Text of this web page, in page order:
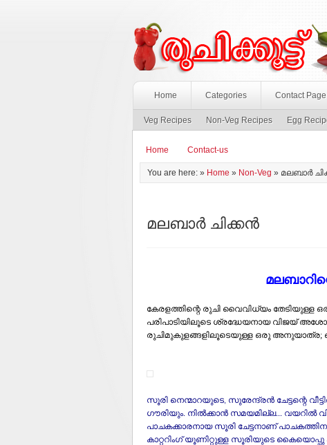
Home Categories Contact Page
Veg Recipes Non-Veg Recipes Egg
Home Contact-us
You are here: » Home » Non-Veg » മലബാര്‍
മലബാര്‍ ചിക്കന്‍
കേരളത്തിന്റെ രുചി വൈവിധ്യം തേടിയുള്ള
പരിപാടിയിലൂടെ ശ്രദ്ധേയനായ വിജയ്‌
രുചിമുകുളങ്ങളിലൂടെയുള്ള ഒരു അനുയാത്ര;
സൂരി നെന്മാറയുടെ, സുരേന്ദ്രന്‍ ചേട്ടന്റെ
ഗൗരിയും. നില്‍ക്കാന്‍ സമയമില്ല... വയറില്‍
പാചകക്കാരനായ സൂരി ചേട്ടനാണ്‌
കാറ്ററിംഗ്‌ യൂണിറ്റുള്ള സൂരിയുടെ കൈയൊപ്പു